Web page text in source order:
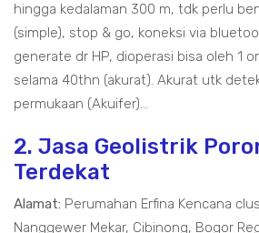
hingga kedalaman 300 m, tdk perlu
(simple), stop & go, koneksi via
generate dr HP, dioperasi bisa oleh 1
selama 40thn (akurat). Akurat utk
permukaan (Akuifer)...
2. Jasa Geolistrik
Terdekat
Alamat: Perumahan Erfina Kencana
Nanggewer Mekar, Cibinong, Bogor